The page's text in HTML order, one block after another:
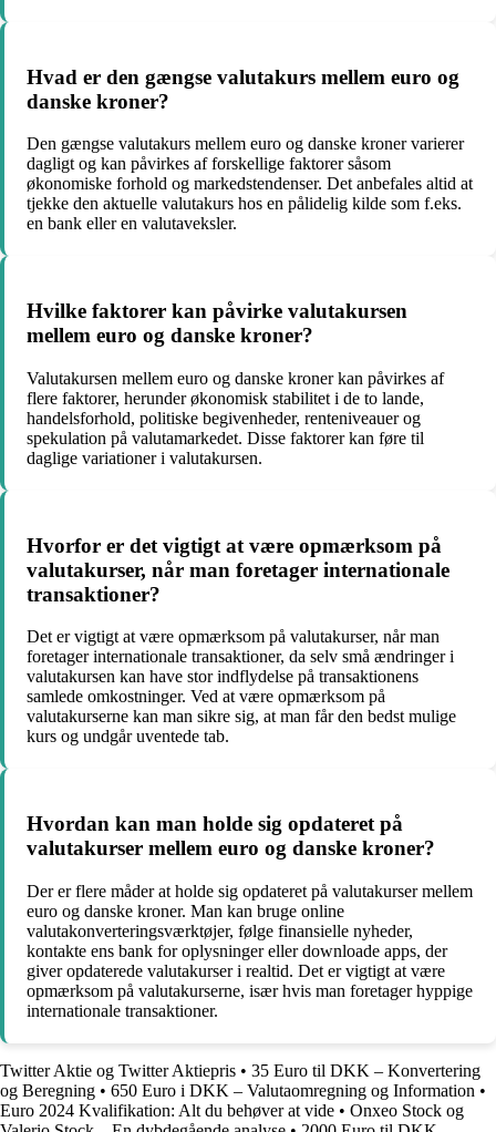
Hvad er den gængse valutakurs mellem euro og
danske kroner?
Den gængse valutakurs mellem euro og danske kroner varierer
dagligt og kan påvirkes af forskellige faktorer såsom
økonomiske forhold og markedstendenser. Det anbefales altid at
tjekke den aktuelle valutakurs hos en pålidelig kilde som f.eks.
en bank eller en valutaveksler.
Hvilke faktorer kan påvirke valutakursen
mellem euro og danske kroner?
Valutakursen mellem euro og danske kroner kan påvirkes af
flere faktorer, herunder økonomisk stabilitet i de to lande,
handelsforhold, politiske begivenheder, renteniveauer og
spekulation på valutamarkedet. Disse faktorer kan føre til
daglige variationer i valutakursen.
Hvorfor er det vigtigt at være opmærksom på
valutakurser, når man foretager internationale
transaktioner?
Det er vigtigt at være opmærksom på valutakurser, når man
foretager internationale transaktioner, da selv små ændringer i
valutakursen kan have stor indflydelse på transaktionens
samlede omkostninger. Ved at være opmærksom på
valutakurserne kan man sikre sig, at man får den bedst mulige
kurs og undgår uventede tab.
Hvordan kan man holde sig opdateret på
valutakurser mellem euro og danske kroner?
Der er flere måder at holde sig opdateret på valutakurser mellem
euro og danske kroner. Man kan bruge online
valutakonverteringsværktøjer, følge finansielle nyheder,
kontakte ens bank for oplysninger eller downloade apps, der
giver opdaterede valutakurser i realtid. Det er vigtigt at være
opmærksom på valutakurserne, især hvis man foretager hyppige
internationale transaktioner.
Twitter Aktie og Twitter Aktiepris • 35 Euro til DKK – Konvertering
og Beregning • 650 Euro i DKK – Valutaomregning og Information •
Euro 2024 Kvalifikation: Alt du behøver at vide • Onxeo Stock og